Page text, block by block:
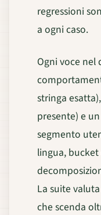
regressioni
a ogni caso.
Ogni voce
stringa
presente) e
segmento
lingua,
La suite valuta
che scenda